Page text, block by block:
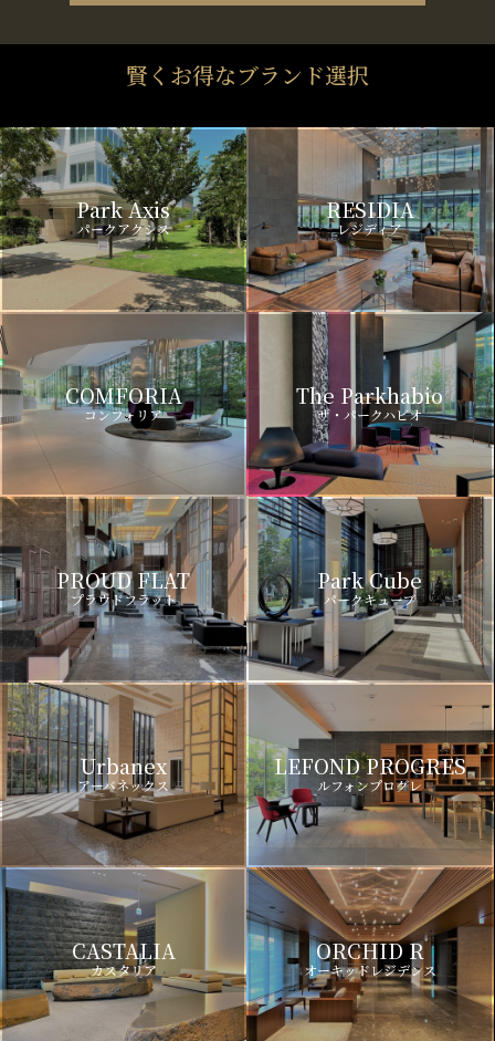
賢くお得なブランド選択
Park Axis
パークアクシス
RESIDIA
レジディア
COMFORIA
コンフォリア
The Parkhabio
ザ・パークハビオ
PROUD FLAT
プラウドフラット
Park Cube
パークキューブ
Urbanex
アーバネックス
LEFOND PROGRES
ルフォンプログレ
CASTALIA
カスタリア
ORCHID R
オーキッドレジデンス